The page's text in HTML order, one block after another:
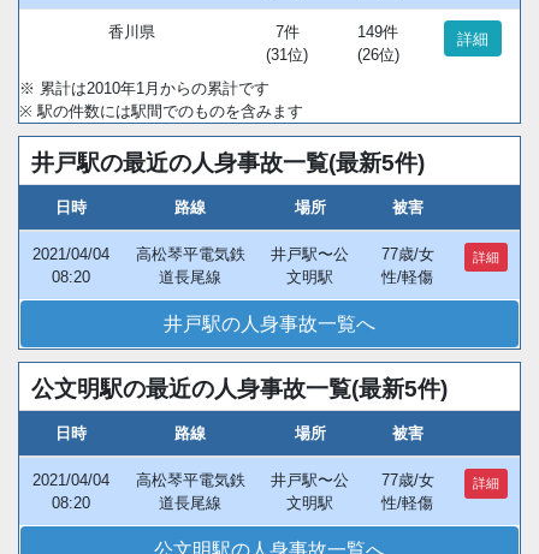
香川県
7件
(31位)
149件
(26位)
詳細
※ 累計は2010年1月からの累計です
※ 駅の件数には駅間でのものを含みます
井戸駅の最近の人身事故一覧(最新5件)
日時 路線 場所 被害
2021/04/04
08:20
高松琴平電気鉄
道長尾線
井戸駅〜公
文明駅
77歳/女
性/軽傷
詳細
井戸駅の人身事故一覧へ
公文明駅の最近の人身事故一覧(最新5件)
日時 路線 場所 被害
2021/04/04
08:20
高松琴平電気鉄
道長尾線
井戸駅〜公
文明駅
77歳/女
性/軽傷
詳細
公文明駅の人身事故一覧へ